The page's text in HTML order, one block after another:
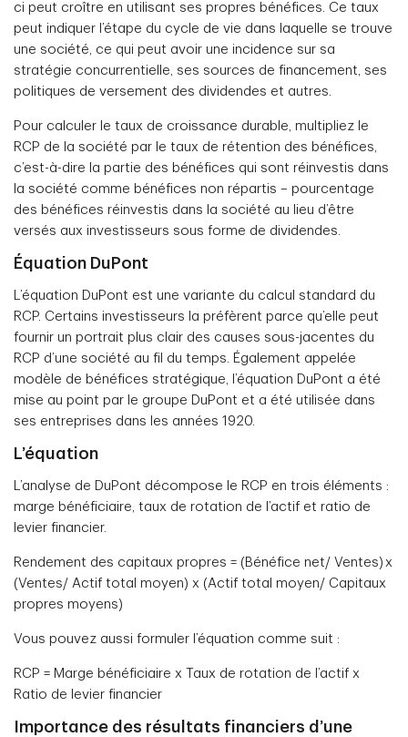
ci peut croître en utilisant ses propres bénéfices. Ce taux
peut indiquer l’étape du cycle de vie dans laquelle se trouve
une société, ce qui peut avoir une incidence sur sa
stratégie concurrentielle, ses sources de financement, ses
politiques de versement des dividendes et autres.
Pour calculer le taux de croissance durable, multipliez le
RCP de la société par le taux de rétention des bénéfices,
c’est-à-dire la partie des bénéfices qui sont réinvestis dans
la société comme bénéfices non répartis – pourcentage
des bénéfices réinvestis dans la société au lieu d’être
versés aux investisseurs sous forme de dividendes.
Équation DuPont
L’équation DuPont est une variante du calcul standard du
RCP. Certains investisseurs la préfèrent parce qu’elle peut
fournir un portrait plus clair des causes sous-jacentes du
RCP d’une société au fil du temps. Également appelée
modèle de bénéfices stratégique, l’équation DuPont a été
mise au point par le groupe DuPont et a été utilisée dans
ses entreprises dans les années 1920.
L’équation
L’analyse de DuPont décompose le RCP en trois éléments :
marge bénéficiaire, taux de rotation de l’actif et ratio de
levier financier.
Rendement des capitaux propres = (Bénéfice net/ Ventes) x
(Ventes/ Actif total moyen) x (Actif total moyen/ Capitaux
propres moyens)
Vous pouvez aussi formuler l’équation comme suit :
RCP = Marge bénéficiaire x Taux de rotation de l’actif x
Ratio de levier financier
Importance des résultats financiers d’une